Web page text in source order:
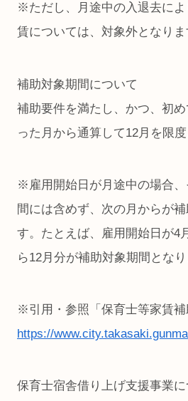
※ただし、月途中の入退去に
賃については、対象外となりま
補助対象期間について
補助要件を満たし、かつ、初
った月から通算して12月を限度
※雇用開始日が月途中の場合
間には含めず、次の月からが
す。たとえば、雇用開始日が4
ら12月分が補助対象期間となり
※引用・参照「保育士等家賃補
https://
保育士宿舎借り上げ支援事業